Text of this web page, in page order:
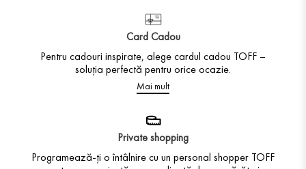
Card Cadou
Pentru cadouri inspirate, alege cardul cadou TOFF –
soluția perfectă pentru orice ocazie.
Mai mult
Private shopping
Programează-ți o întâlnire cu un personal shopper TOFF